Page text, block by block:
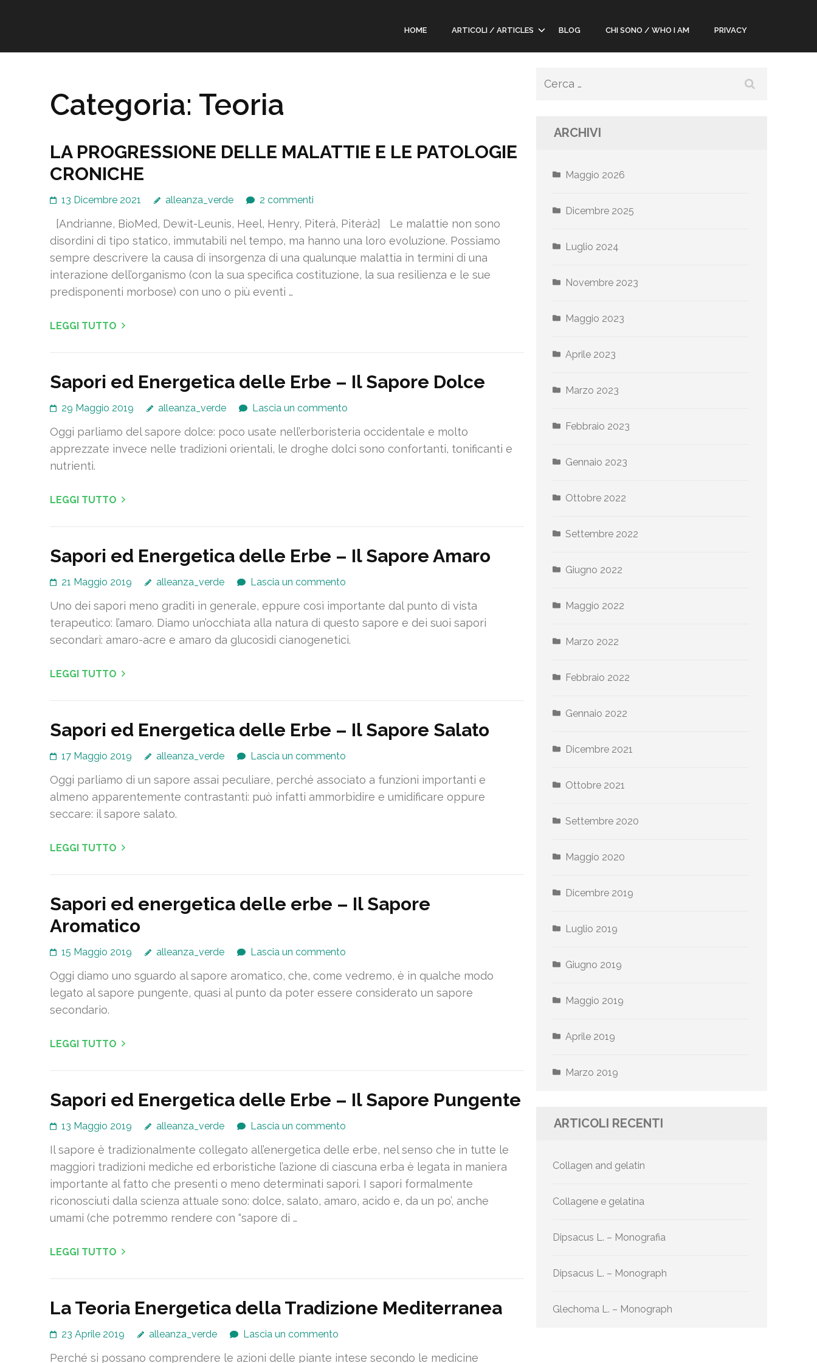
Home Articoli / Articles Blog Chi sono / Who I am Privacy
Categoria: Teoria
LA PROGRESSIONE DELLE MALATTIE E LE PATOLOGIE
CRONICHE
13 Dicembre 2021 alleanza_verde 2 commenti
[Andrianne, BioMed, Dewit-Leunis, Heel, Henry, Piterà, Piterà2] Le malattie non sono
disordini di tipo statico, immutabili nel tempo, ma hanno una loro evoluzione. Possiamo
sempre descrivere la causa di insorgenza di una qualunque malattia in termini di una
interazione dell’organismo (con la sua specifica costituzione, la sua resilienza e le sue
predisponenti morbose) con uno o più eventi …
LEGGI TUTTO
Sapori ed Energetica delle Erbe – Il Sapore Dolce
29 Maggio 2019 alleanza_verde Lascia un commento
Oggi parliamo del sapore dolce: poco usate nell’erboristeria occidentale e molto
apprezzate invece nelle tradizioni orientali, le droghe dolci sono confortanti, tonificanti e
nutrienti.
LEGGI TUTTO
Sapori ed Energetica delle Erbe – Il Sapore Amaro
21 Maggio 2019 alleanza_verde Lascia un commento
Uno dei sapori meno graditi in generale, eppure così importante dal punto di vista
terapeutico: l’amaro. Diamo un’occhiata alla natura di questo sapore e dei suoi sapori
secondari: amaro-acre e amaro da glucosidi cianogenetici.
LEGGI TUTTO
Sapori ed Energetica delle Erbe – Il Sapore Salato
17 Maggio 2019 alleanza_verde Lascia un commento
Oggi parliamo di un sapore assai peculiare, perché associato a funzioni importanti e
almeno apparentemente contrastanti: può infatti ammorbidire e umidificare oppure
seccare: il sapore salato.
LEGGI TUTTO
Sapori ed energetica delle erbe – Il Sapore
Aromatico
15 Maggio 2019 alleanza_verde Lascia un commento
Oggi diamo uno sguardo al sapore aromatico, che, come vedremo, è in qualche modo
legato al sapore pungente, quasi al punto da poter essere considerato un sapore
secondario.
LEGGI TUTTO
Sapori ed Energetica delle Erbe – Il Sapore Pungente
13 Maggio 2019 alleanza_verde Lascia un commento
Il sapore è tradizionalmente collegato all’energetica delle erbe, nel senso che in tutte le
maggiori tradizioni mediche ed erboristiche l’azione di ciascuna erba è legata in maniera
importante al fatto che presenti o meno determinati sapori. I sapori formalmente
riconosciuti dalla scienza attuale sono: dolce, salato, amaro, acido e, da un po’, anche
umami (che potremmo rendere con “sapore di …
LEGGI TUTTO
La Teoria Energetica della Tradizione Mediterranea
23 Aprile 2019 alleanza_verde Lascia un commento
Perché si possano comprendere le azioni delle piante intese secondo le medicine
Ricerca
ARCHIVI
Maggio 2026
Dicembre 2025
Luglio 2024
Novembre 2023
Maggio 2023
Aprile 2023
Marzo 2023
Febbraio 2023
Gennaio 2023
Ottobre 2022
Settembre 2022
Giugno 2022
Maggio 2022
Marzo 2022
Febbraio 2022
Gennaio 2022
Dicembre 2021
Ottobre 2021
Settembre 2020
Maggio 2020
Dicembre 2019
Luglio 2019
Giugno 2019
Maggio 2019
Aprile 2019
Marzo 2019
ARTICOLI RECENTI
Collagen and gelatin
Collagene e gelatina
Dipsacus L. – Monografia
Dipsacus L. – Monograph
Glechoma L. – Monograph